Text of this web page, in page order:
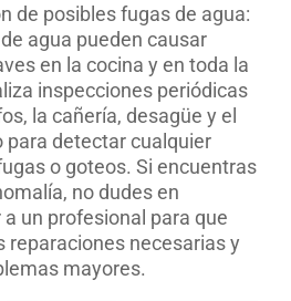
de posibles fugas de agua:
agua pueden causar
en la cocina y en toda la
inspecciones periódicas
la cañería, desagüe y el
para detectar cualquier
o goteos. Si encuentras
no dudes en
un profesional para que
reparaciones necesarias y
mayores.